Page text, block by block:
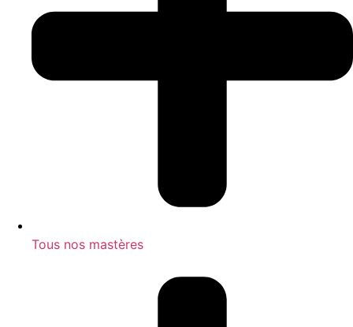
Tous nos mastères